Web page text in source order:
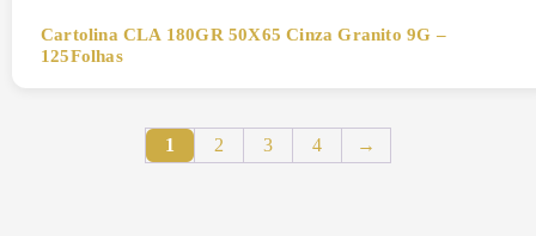
Cartolina CLA 180GR 50X65 Cinza Granito 9G –
125Folhas
1 2 3 4 →